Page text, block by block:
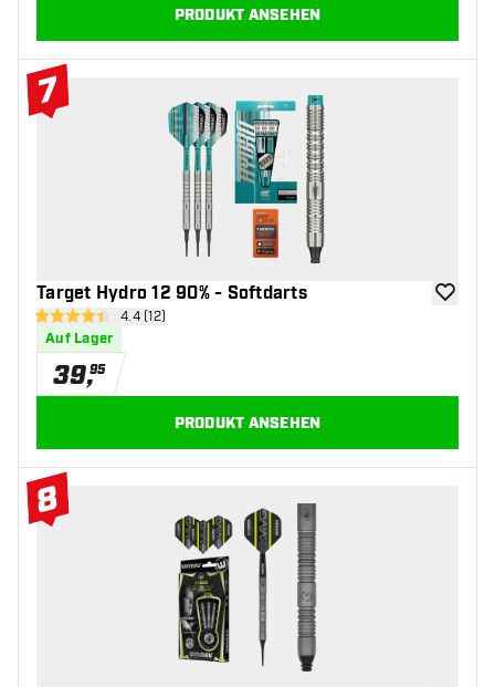
PRODUKT ANSEHEN
7
#7 Top 10
Target Hydro 12 90% - Softdarts
Bewertungsbereich öffnen
4.4 Bewertungssterne
4.4 (12)
Auf Lager
Zur
39,95
PRODUKT ANSEHEN
8
#8 Top 10